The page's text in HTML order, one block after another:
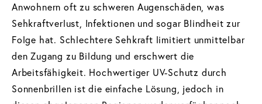
Anwohnern oft zu schweren Augenschäden, was
Sehkraftverlust, Infektionen und sogar Blindheit zur
Folge hat. Schlechtere Sehkraft limitiert unmittelbar
den Zugang zu Bildung und erschwert die
Arbeitsfähigkeit. Hochwertiger UV-Schutz durch
Sonnenbrillen ist die einfache Lösung, jedoch in